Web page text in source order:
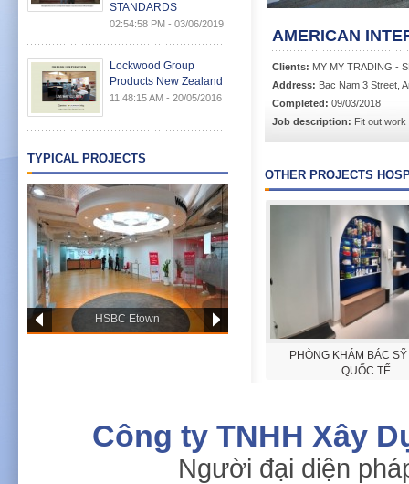
STANDARDS
02:54:58 PM - 03/06/2019
Lockwood Group
Products New Zealand
11:48:15 AM - 20/05/2016
TYPICAL PROJECTS
HSBC Etown
AMERICAN
Clients: MY MY TRADING -
Address: Bac Nam 3 Street,
Completed: 09/03/2018
Job description: Fit out work
OTHER PROJECTS
PHÒNG KHÁM BÁC
QUỐC TẾ
Công ty TNHH Xây
Người đại diện